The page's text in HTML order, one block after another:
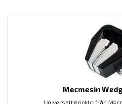
Mecmesin
Universalt gripklo från